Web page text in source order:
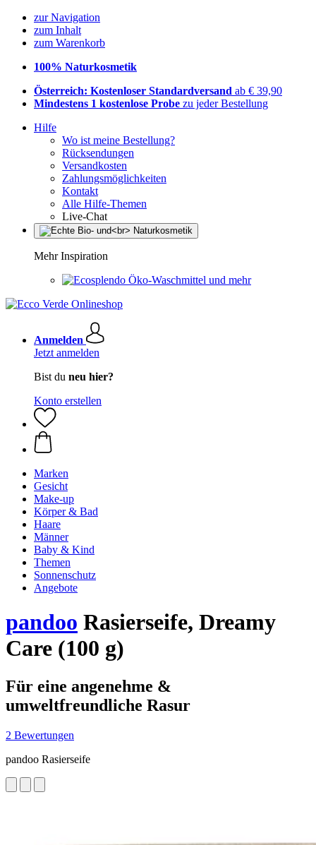
zur Navigation
zum Inhalt
zum Warenkorb
100% Naturkosmetik
Österreich: Kostenloser Standardversand ab € 39,90
Mindestens 1 kostenlose Probe zu jeder Bestellung
Hilfe
Wo ist meine Bestellung?
Rücksendungen
Versandkosten
Zahlungsmöglichkeiten
Kontakt
Alle Hilfe-Themen
Live-Chat
Mehr Inspiration
Öko-Waschmittel und mehr
Anmelden
Jetzt anmelden
Bist du neu hier?
Konto erstellen
Marken
Gesicht
Make-up
Körper & Bad
Haare
Männer
Baby & Kind
Themen
Sonnenschutz
Angebote
pandoo Rasierseife, Dreamy
Care (100 g)
Für eine angenehme &
umweltfreundliche Rasur
2 Bewertungen
pandoo Rasierseife